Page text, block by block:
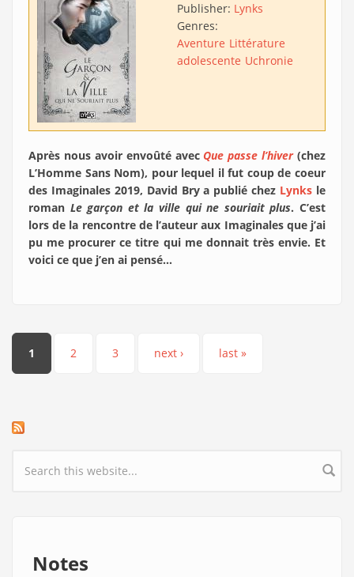
Publisher: Lynks
Genres:
Aventure Littérature
adolescente Uchronie
Après nous avoir envoûté avec Que passe l’hiver (chez
L’Homme Sans Nom), pour lequel il fut coup de coeur
des Imaginales 2019, David Bry a publié chez Lynks le
roman Le garçon et la ville qui ne souriait plus. C’est
lors de la rencontre de l’auteur aux Imaginales que j’ai
pu me procurer ce titre qui me donnait très envie. Et
voici ce que j’en ai pensé…
Pages
1 2 3 next › last »
Search form
Notes